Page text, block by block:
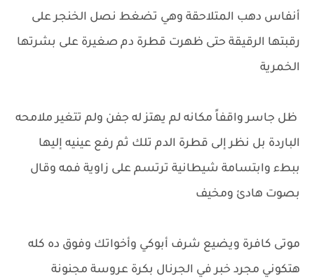
أنفاس دهب المتلاحقة وهي تضغط نصل الخنجر على
رقبتها الرقيقة حتى ظهرت قطرة دم صغيرة على بشرتها
الخمرية
ظل جاسر واقفاً مكانه لم يهتز له جفن ولم تتغير ملامحه
الباردة بل نظر إلى قطرة الدم تلك ثم رفع عينيه إليها
ببطء وابتسامة شيطانية ترتسم على زاوية فمه وقال
بصوت هادئ ومخيف
موتى كافرة ويضيع شرف أبوكي وأخواتك وفوق ده كله
هتكوني مجرد خبر في الجرنال بكرة عروسة مجنونة